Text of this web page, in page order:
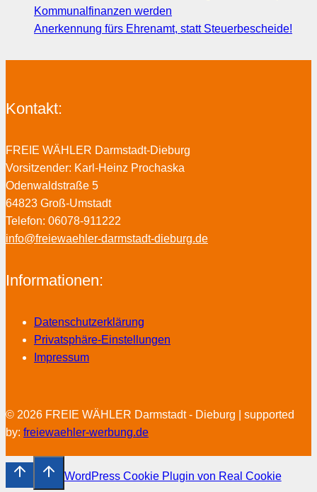
Kommunalfinanzen werden
Anerkennung fürs Ehrenamt, statt Steuerbescheide!
Kontakt:
FREIE WÄHLER Darmstadt-Dieburg
Vorsitzender: Karl-Heinz Prochaska
Odenwaldstraße 5
64823 Groß-Umstadt
Telefon: 06078-911222
info@freiewaehler-darmstadt-dieburg.de
Informationen:
Datenschutzerklärung
Privatsphäre-Einstellungen
Impressum
© 2026 FREIE WÄHLER Darmstadt - Dieburg | supported
by: freiewaehler-werbung.de
WordPress Cookie Plugin von Real Cookie